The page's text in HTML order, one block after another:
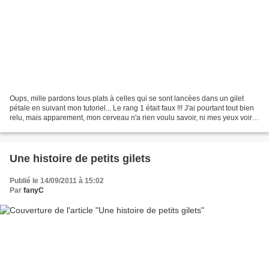
Oups, mille pardons tous plats à celles qui se sont lancées dans un gilet
pétale en suivant mon tutoriel... Le rang 1 était faux !!! J'ai pourtant tout bien
relu, mais apparement, mon cerveau n'a rien voulu savoir, ni mes yeux voir
Une histoire de petits gilets
Publié le 14/09/2011 à 15:02
Par fanyC